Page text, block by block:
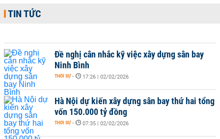
TIN TỨC
Đề nghị cân nhắc kỹ việc xây dựng sân bay
Ninh Bình
THỜI SỰ - 17:26 | 02/02/2026
Hà Nội dự kiến xây dựng sân bay thứ hai tổng
vốn 150.000 tỷ đồng
THỜI SỰ - 07:35 | 02/02/2026